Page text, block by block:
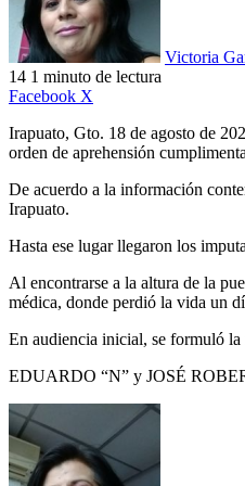
Victoria
14 1 minuto de lectura
Facebook X
Irapuato, Gto. 18 de agosto de
orden de aprehensión
De acuerdo a la información
Irapuato.
Hasta ese lugar llegaron los
Al encontrarse a la altura de la
médica, donde perdió la vida un
En audiencia inicial, se formuló
EDUARDO “N” y JOSÉ